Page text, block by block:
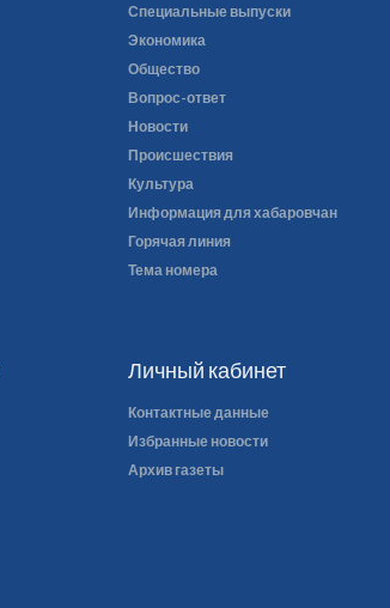
Личный кабинет
Контактные данные
Избранные новости
Архив газеты
Специальные выпуски
Экономика
Общество
Вопрос-ответ
Новости
Происшествия
Культура
Информация для хабаровчан
Горячая линия
Тема номера